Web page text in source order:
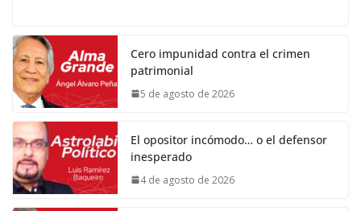
Cero impunidad contra el crimen
patrimonial
5 de agosto de 2026
El opositor incómodo… o el defensor
inesperado
4 de agosto de 2026